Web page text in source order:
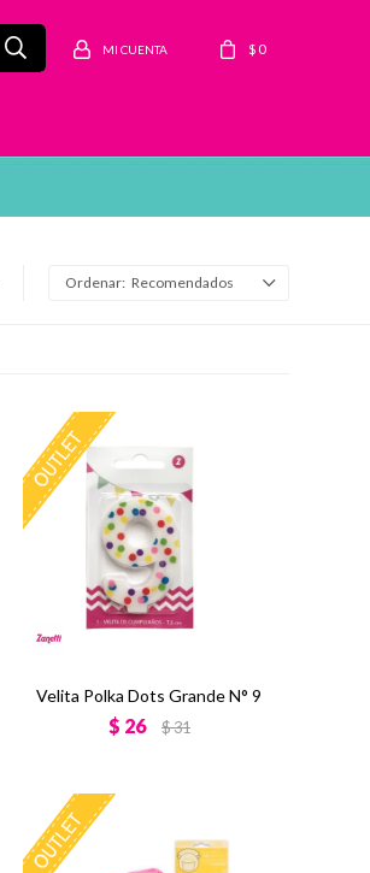
$ 0
Recomendados
Velita Polka Dots Grande N° 9
$ 26 $31